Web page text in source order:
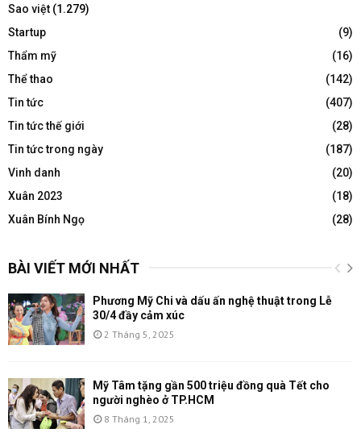
Sao việt (1.279)
Startup
(9)
Thẩm mỹ
(16)
Thể thao
(142)
Tin tức
(407)
Tin tức thế giới
(28)
Tin tức trong ngày
(187)
Vinh danh
(20)
Xuân 2023
(18)
Xuân Bính Ngọ
(28)
BÀI VIẾT MỚI NHẤT
Phương Mỹ Chi và dấu ấn nghệ thuật trong Lễ
30/4 đầy cảm xúc
2 Tháng 5, 2025
Mỹ Tâm tặng gần 500 triệu đồng quà Tết cho
người nghèo ở TP.HCM
8 Tháng 1, 2025